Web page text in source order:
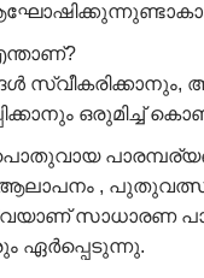
ഒരുമിച്ച്
ആലാപനം ,
സാധാരണ
ഏർപ്പെടുന്നു.